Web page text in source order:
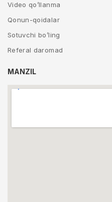
Video qo’llanma
Qonun-qoidalar
Sotuvchi bo’ling
Referal daromad
MANZIL